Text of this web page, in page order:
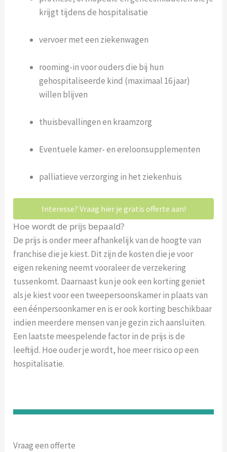
krijgt tijdens de hospitalisatie
vervoer met een ziekenwagen
rooming-in voor ouders die bij hun
gehospitaliseerde kind (maximaal 16 jaar)
willen blijven
thuisbevallingen en kraamzorg
Eventuele kamer- en ereloonsupplementen
palliatieve verzorging in het ziekenhuis
Interesse? Vraag hier je gratis offerte aan!
Hoe wordt de prijs bepaald?
De prijs is onder meer afhankelijk van de hoogte van
franchise die je kiest. Dit zijn de kosten die je voor
eigen rekening neemt vooraleer de verzekering
tussenkomt. Daarnaast kun je ook een korting geniet
als je kiest voor een tweepersoonskamer in plaats van
een éénpersoonkamer en is er ook korting beschikbaar
indien meerdere mensen van je gezin zich aansluiten.
Een laatste meespelende factor in de prijs is de
leeftijd. Hoe ouder je wordt, hoe meer risico op een
hospitalisatie.
Vraag een offerte